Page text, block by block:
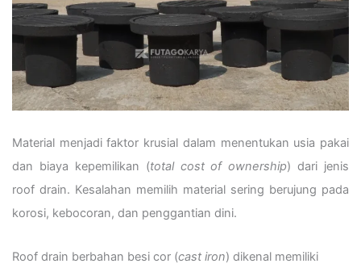
Material menjadi faktor krusial dalam menentukan usia pakai
dan biaya kepemilikan (total cost of ownership) dari jenis
roof drain. Kesalahan memilih material sering berujung pada
korosi, kebocoran, dan penggantian dini.
Roof drain berbahan besi cor (cast iron) dikenal memiliki